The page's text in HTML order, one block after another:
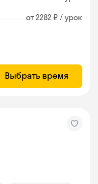
от 2282 ₽ / урок
Выбрать время